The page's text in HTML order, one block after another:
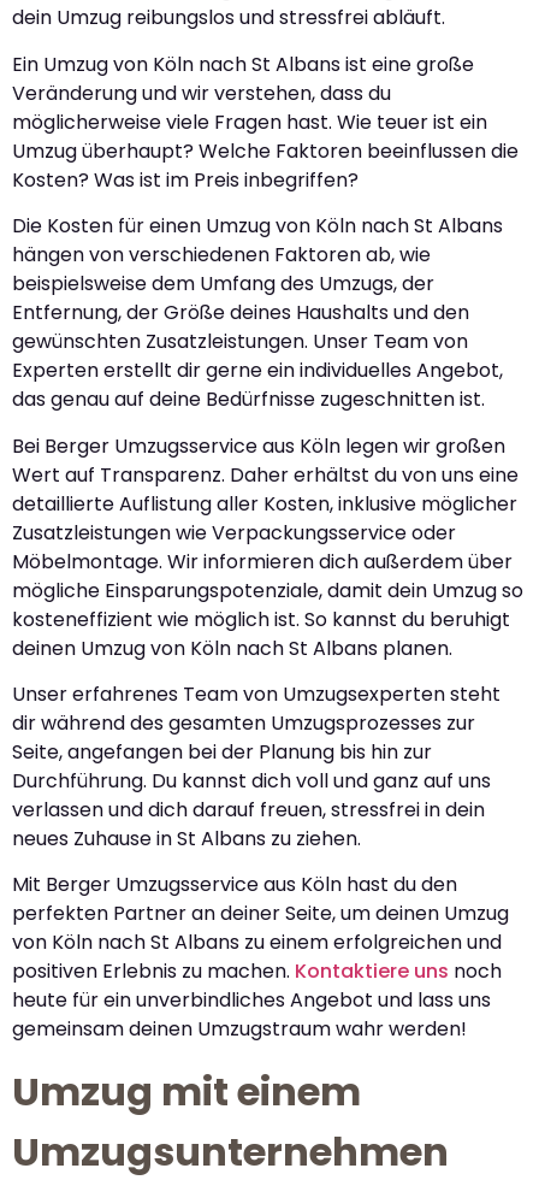
dein Umzug reibungslos und stressfrei abläuft.
Ein Umzug von Köln nach St Albans ist eine große
Veränderung und wir verstehen, dass du
möglicherweise viele Fragen hast. Wie teuer ist ein
Umzug überhaupt? Welche Faktoren beeinflussen die
Kosten? Was ist im Preis inbegriffen?
Die Kosten für einen Umzug von Köln nach St Albans
hängen von verschiedenen Faktoren ab, wie
beispielsweise dem Umfang des Umzugs, der
Entfernung, der Größe deines Haushalts und den
gewünschten Zusatzleistungen. Unser Team von
Experten erstellt dir gerne ein individuelles Angebot,
das genau auf deine Bedürfnisse zugeschnitten ist.
Bei Berger Umzugsservice aus Köln legen wir großen
Wert auf Transparenz. Daher erhältst du von uns eine
detaillierte Auflistung aller Kosten, inklusive möglicher
Zusatzleistungen wie Verpackungsservice oder
Möbelmontage. Wir informieren dich außerdem über
mögliche Einsparungspotenziale, damit dein Umzug so
kosteneffizient wie möglich ist. So kannst du beruhigt
deinen Umzug von Köln nach St Albans planen.
Unser erfahrenes Team von Umzugsexperten steht
dir während des gesamten Umzugsprozesses zur
Seite, angefangen bei der Planung bis hin zur
Durchführung. Du kannst dich voll und ganz auf uns
verlassen und dich darauf freuen, stressfrei in dein
neues Zuhause in St Albans zu ziehen.
Mit Berger Umzugsservice aus Köln hast du den
perfekten Partner an deiner Seite, um deinen Umzug
von Köln nach St Albans zu einem erfolgreichen und
positiven Erlebnis zu machen. Kontaktiere uns noch
heute für ein unverbindliches Angebot und lass uns
gemeinsam deinen Umzugstraum wahr werden!
Umzug mit einem
Umzugsunternehmen